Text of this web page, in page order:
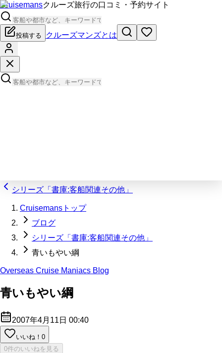
Cruisemansクルーズ旅行の口コミ・予約サイト
投稿する クルーズマンズとは
シリーズ「書庫:客船関連その他」
Cruisemansトップ
ブログ
シリーズ「書庫:客船関連その他」
青いもやい綱
Overseas Cruise Maniacs Blog
青いもやい綱
2007年4月11日 00:40
いいね！ 0
0件のいいねを見る